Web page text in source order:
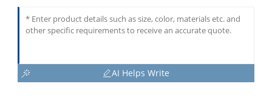
AI Helps Write